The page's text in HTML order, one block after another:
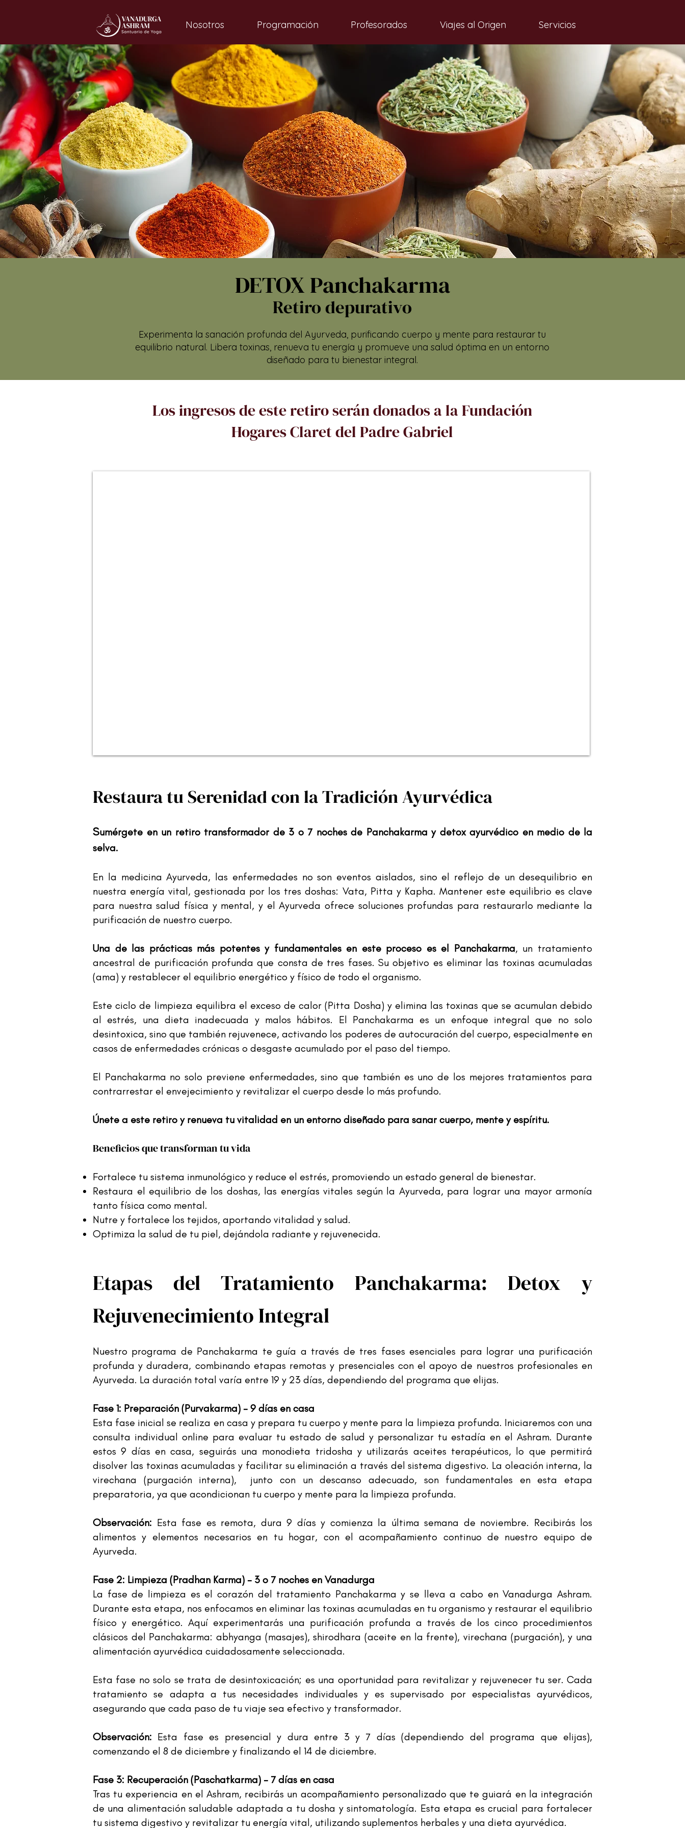
Nosotros Programación Profesorados Viajes al Origen Servicios
DETOX Panchakarma
Retiro depurativo
Experimenta la sanación profunda del Ayurveda, purificando cuerpo y mente para restaurar tu
equilibrio natural. Libera toxinas, renueva tu energía y promueve una salud óptima en un entorno
diseñado para tu bienestar integral.
Los ingresos de este retiro serán donados a la Fundación
Hogares Claret del Padre Gabriel
Restaura tu Serenidad con la Tradición Ayurvédica​
Sumérgete en un retiro transformador de 3 o 7 noches de Panchakarma y detox ayurvédico en medio de la
selva.
En la medicina Ayurveda, las enfermedades no son eventos aislados, sino el reflejo de un desequilibrio en
nuestra energía vital, gestionada por los tres doshas: Vata, Pitta y Kapha. Mantener este equilibrio es clave
para nuestra salud física y mental, y el Ayurveda ofrece soluciones profundas para restaurarlo mediante la
purificación de nuestro cuerpo.
Una de las prácticas más potentes y fundamentales en este proceso es el Panchakarma, un tratamiento
ancestral de purificación profunda que consta de tres fases. Su objetivo es eliminar las toxinas acumuladas
(ama) y restablecer el equilibrio energético y físico de todo el organismo.
Este ciclo de limpieza equilibra el exceso de calor (Pitta Dosha) y elimina las toxinas que se acumulan debido
al estrés, una dieta inadecuada y malos hábitos. El Panchakarma es un enfoque integral que no solo
desintoxica, sino que también rejuvenece, activando los poderes de autocuración del cuerpo, especialmente en
casos de enfermedades crónicas o desgaste acumulado por el paso del tiempo.
El Panchakarma no solo previene enfermedades, sino que también es uno de los mejores tratamientos para
contrarrestar el envejecimiento y revitalizar el cuerpo desde lo más profundo.
Únete a este retiro y renueva tu vitalidad en un entorno diseñado para sanar cuerpo, mente y espíritu.
Beneficios que transforman tu vida​
Fortalece tu sistema inmunológico y reduce el estrés, promoviendo un estado general de bienestar.
Restaura el equilibrio de los doshas, las energías vitales según la Ayurveda, para lograr una mayor armonía
tanto física como mental.
Nutre y fortalece los tejidos, aportando vitalidad y salud.
Optimiza la salud de tu piel, dejándola radiante y rejuvenecida.
Etapas del Tratamiento Panchakarma: Detox y
Rejuvenecimiento Integral
Nuestro programa de Panchakarma te guía a través de tres fases esenciales para lograr una purificación
profunda y duradera, combinando etapas remotas y presenciales con el apoyo de nuestros profesionales en
Ayurveda. La duración total varía entre 19 y 23 días, dependiendo del programa que elijas.
Fase 1: Preparación (Purvakarma) - 9 días en casa
Esta fase inicial se realiza en casa y prepara tu cuerpo y mente para la limpieza profunda. Iniciaremos con una
consulta individual online para evaluar tu estado de salud y personalizar tu estadía en el Ashram. Durante
estos 9 días en casa, seguirás una monodieta tridosha y utilizarás aceites terapéuticos, lo que permitirá
disolver las toxinas acumuladas y facilitar su eliminación a través del sistema digestivo. La oleación interna, la
virechana (purgación interna), junto con un descanso adecuado, son fundamentales en esta etapa
preparatoria, ya que acondicionan tu cuerpo y mente para la limpieza profunda.
Observación: Esta fase es remota, dura 9 días y comienza la última semana de noviembre. Recibirás los
alimentos y elementos necesarios en tu hogar, con el acompañamiento continuo de nuestro equipo de
Ayurveda.
Fase 2: Limpieza (Pradhan Karma) - 3 o 7 noches en Vanadurga
La fase de limpieza es el corazón del tratamiento Panchakarma y se lleva a cabo en Vanadurga Ashram.
Durante esta etapa, nos enfocamos en eliminar las toxinas acumuladas en tu organismo y restaurar el equilibrio
físico y energético. Aquí experimentarás una purificación profunda a través de los cinco procedimientos
clásicos del Panchakarma: abhyanga (masajes), shirodhara (aceite en la frente), virechana (purgación), y una
alimentación ayurvédica cuidadosamente seleccionada.
Esta fase no solo se trata de desintoxicación; es una oportunidad para revitalizar y rejuvenecer tu ser. Cada
tratamiento se adapta a tus necesidades individuales y es supervisado por especialistas ayurvédicos,
asegurando que cada paso de tu viaje sea efectivo y transformador.
Observación: Esta fase es presencial y dura entre 3 y 7 días (dependiendo del programa que elijas),
comenzando el 8 de diciembre y finalizando el 14 de diciembre.
Fase 3: Recuperación (Paschatkarma) - 7 días en casa
Tras tu experiencia en el Ashram, recibirás un acompañamiento personalizado que te guiará en la integración
de una alimentación saludable adaptada a tu dosha y sintomatología. Esta etapa es crucial para fortalecer
tu sistema digestivo y revitalizar tu energía vital, utilizando suplementos herbales y una dieta ayurvédica.